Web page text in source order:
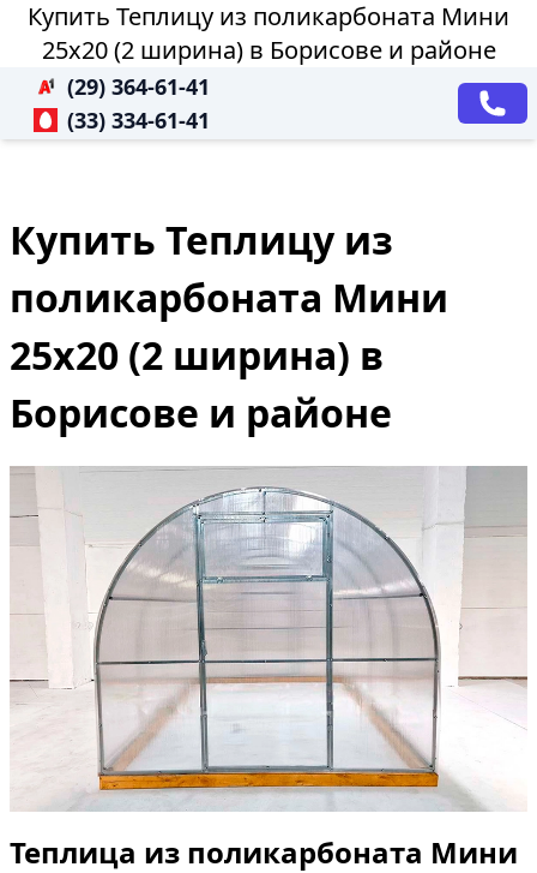
Купить Теплицу из поликарбоната Мини
25х20 (2 ширина) в Борисове и районе
(29) 364-61-41
(33) 334-61-41
Купить Теплицу из
поликарбоната Мини
25х20 (2 ширина) в
Борисове и районе
Теплица из поликарбоната Мини